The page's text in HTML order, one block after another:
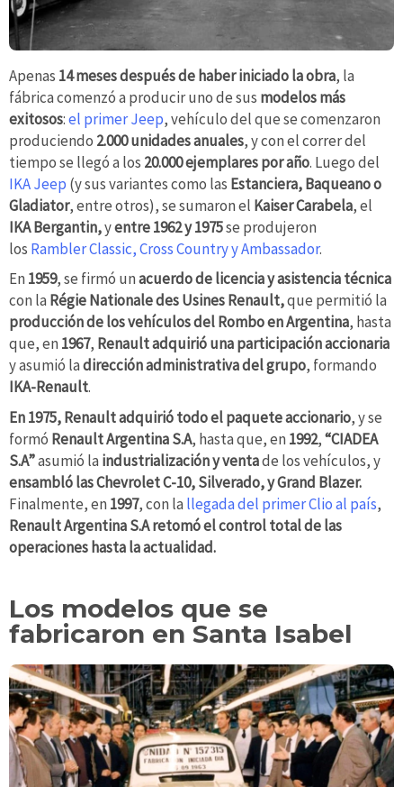
Apenas 14 meses después de haber iniciado la obra, la
fábrica comenzó a producir uno de sus modelos más
exitosos:el primer Jeep, vehículo del que se comenzaron
produciendo 2.000 unidades anuales, y con el correr del
tiempo se llegó a los 20.000 ejemplares por año. Luego del
IKA Jeep (y sus variantes como las Estanciera,Baqueano o
Gladiator, entre otros), se sumaron el Kaiser Carabela, el
IKA Bergantin,yentre 1962 y 1975se produjeron
los Rambler Classic, Cross Country y Ambassador.
En 1959, se firmó unacuerdo de licencia y asistencia técnica
con la Régie Nationale des Usines Renault,que permitió la
producción de los vehículos del Rombo en Argentina, hasta
que, en 1967, Renault adquirió una participación accionaria
y asumió ladirección administrativa del grupo, formando
IKA-Renault.
En 1975, Renault adquirió todo el paquete accionario, y se
formó Renault Argentina S.A, hasta que, en 1992,“CIADEA
S.A”asumió la industrialización y ventade los vehículos, y
ensambló las Chevrolet C-10, Silverado, yGrand Blazer.
Finalmente, en 1997, con la llegada del primer Clio al país,
Renault Argentina S.A retomó el control total de las
operaciones hasta la actualidad.
Los modelos que se
fabricaron en Santa Isabel